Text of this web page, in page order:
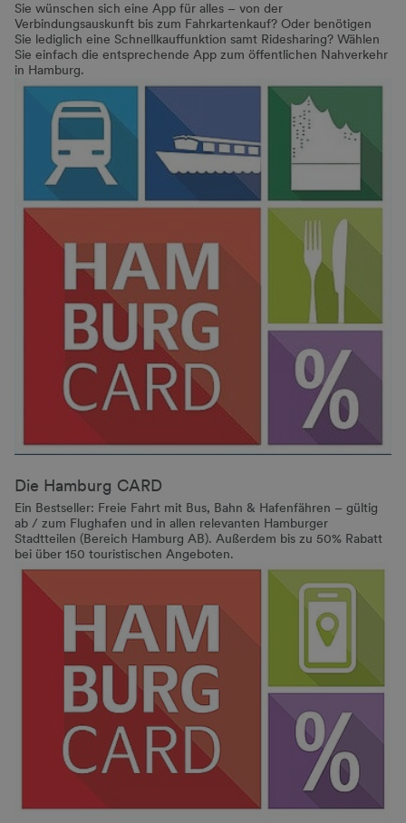
Sie wünschen sich eine App für alles – von der
Verbindungsauskunft bis zum Fahrkartenkauf? Oder benötigen
Sie lediglich eine Schnellkauffunktion samt Ridesharing? Wählen
Sie einfach die entsprechende App zum öffentlichen Nahverkehr
in Hamburg.
Die Hamburg CARD
Ein Bestseller: Freie Fahrt mit Bus, Bahn & Hafenfähren – gültig
ab / zum Flughafen und in allen relevanten Hamburger
Stadtteilen (Bereich Hamburg AB). Außerdem bis zu 50% Rabatt
bei über 150 touristischen Angeboten.